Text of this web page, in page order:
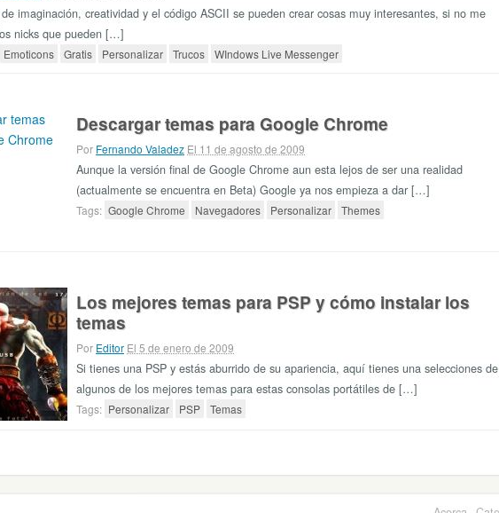
imaginación, creatividad y el código ASCII se pueden crear cosas muy interesantes, si no me
nicks que pueden […]
Emoticons Gratis Personalizar Trucos WIndows Live Messenger
Descargar temas para Google Chrome
Por Fernando Valadez El 11 de agosto de 2009
Aunque la versión final de Google Chrome aun esta lejos de ser una realidad
(actualmente se encuentra en Beta) Google ya nos empieza a dar […]
Tags: Google Chrome Navegadores Personalizar Themes
Los mejores temas para PSP y cómo instalar los
temas
Por Editor El 5 de enero de 2009
Si tienes una PSP y estás aburrido de su apariencia, aquí tienes una selecciones de
algunos de los mejores temas para estas consolas portátiles de […]
Tags: Personalizar PSP Temas